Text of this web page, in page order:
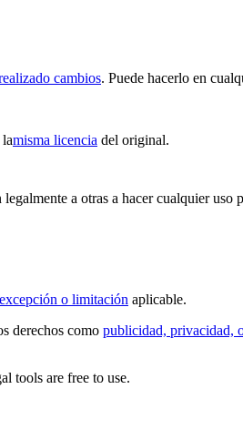
cambios. Puede hacerlo en
misma licencia del original.
legalmente a otras a hacer cualquier uso
excepción o limitación aplicable.
derechos como publicidad, privacidad,
tools are free to use.